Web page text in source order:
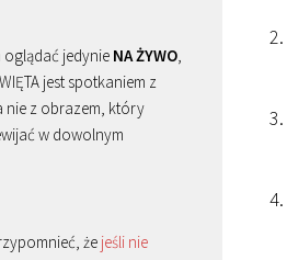
oglądać jedynie NA ŻYWO,
jest spotkaniem z
nie z obrazem, który
w dowolnym
że jeśli nie